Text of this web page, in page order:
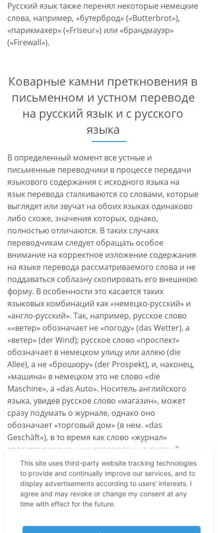
Русский язык также перенял некоторые немецкие
слова, например, «бутерброд» («Butterbrot»),
«парикмахер» («Friseur») или «брандмауэр»
(«Firewall»).
Коварные камни преткновения в
письменном и устном переводе
на русский язык и с русского
языка
В определенный момент все устные и
письменные переводчики в процессе передачи
языкового содержания с исходного языка на
язык перевода сталкиваются со словами, которые
выглядят или звучат на обоих языках одинаково
либо схоже, значения которых, однако,
полностью отличаются. В таких случаях
переводчикам следует обращать особое
внимание на корректное изложение содержания
на языке перевода рассматриваемого слова и не
поддаваться соблазну скопировать его внешнюю
форму. В особенности это касается таких
языковых комбинаций как «немецко-русский» и
«англо-русский». Так, например, русское слово
««ветер» обозначает не «погоду» (das Wetter), а
«ветер» (der Wind); русское слово «проспект»
обозначает в немецком улицу или аллею (die
Allee), а не «брошюру» (der Prospekt), и, наконец,
«машина» в немецком это не слово «die
Maschine», а «das Auto». Носитель английского
языка, увидев русское слово «магазин», может
сразу подумать о журнале, однако оно
обозначает «торговый дом» (в нем. «das
Geschäft»), в то время как слово «журнал»
является правильным переводом на русский
язык слова «die Zeitschrift». Точно так же слово
«артист» в русском языке обозначает вовсе не
художника, как можно было бы предположить по
английскому слову «artist». И тот, кто исходя из
английского слова «novel» в русском книжном
This site uses third-party website tracking technologies
to provide and continually improve our services, and to
display advertisements according to users' interests. I
agree and may revoke or change my consent at any
time with effect for the future.